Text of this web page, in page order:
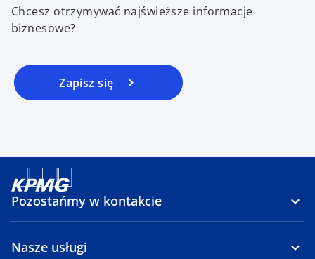
Chcesz otrzymywać najświeższe informacje
biznesowe?
Zapisz się
Pozostańmy w kontakcie
Nasze usługi